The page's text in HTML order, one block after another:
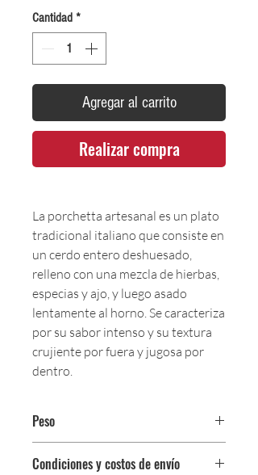
Cantidad *
Agregar al carrito
Realizar compra
La porchetta artesanal es un plato
tradicional italiano que consiste en
un cerdo entero deshuesado,
relleno con una mezcla de hierbas,
especias y ajo, y luego asado
lentamente al horno. Se caracteriza
por su sabor intenso y su textura
crujiente por fuera y jugosa por
dentro.
Peso
Condiciones y costos de envío